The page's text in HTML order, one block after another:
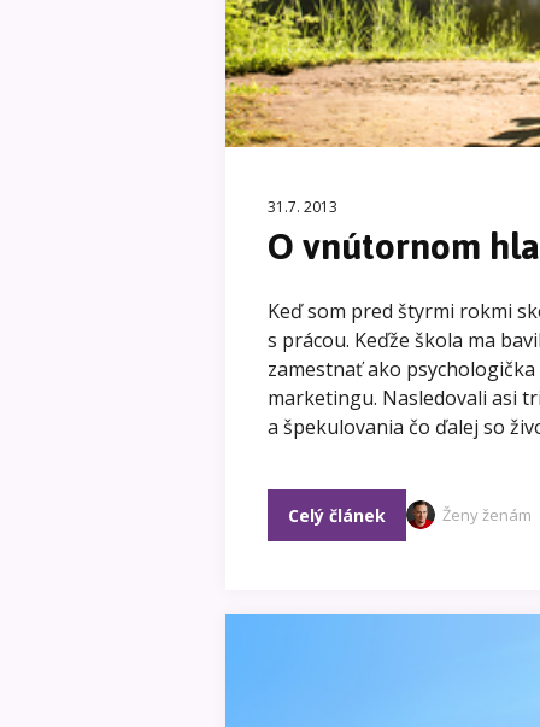
31.7. 2013
O vnútornom
Keď som pred štyrmi rokmi
s prácou. Keďže škola ma
zamestnať ako
marketingu. Nasledovali asi
a špekulovania čo ďalej so
Celý článek Ženy ženám